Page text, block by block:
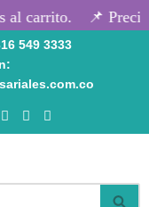
al carrito. 📌
549 3333